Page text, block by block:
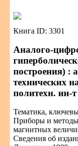
Книга ID: 3301
Аналого-
построения) :
технических
политехн.
Тематика,
Приборы и методы
магнитных
Сведения об